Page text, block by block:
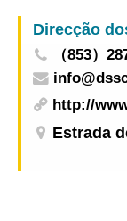
（853）
http://
Estrada